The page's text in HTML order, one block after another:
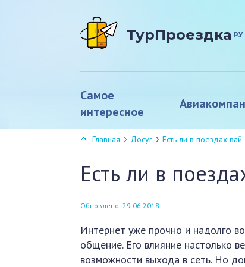
ТурПроездка ру
Самое
интересное
Главная Досуг Есть ли в поездах
Есть ли в
Обновлено: 29.06.2018
Интернет уже прочно и надолго
общение. Его влияние настолько
возможности выхода в сеть. Но